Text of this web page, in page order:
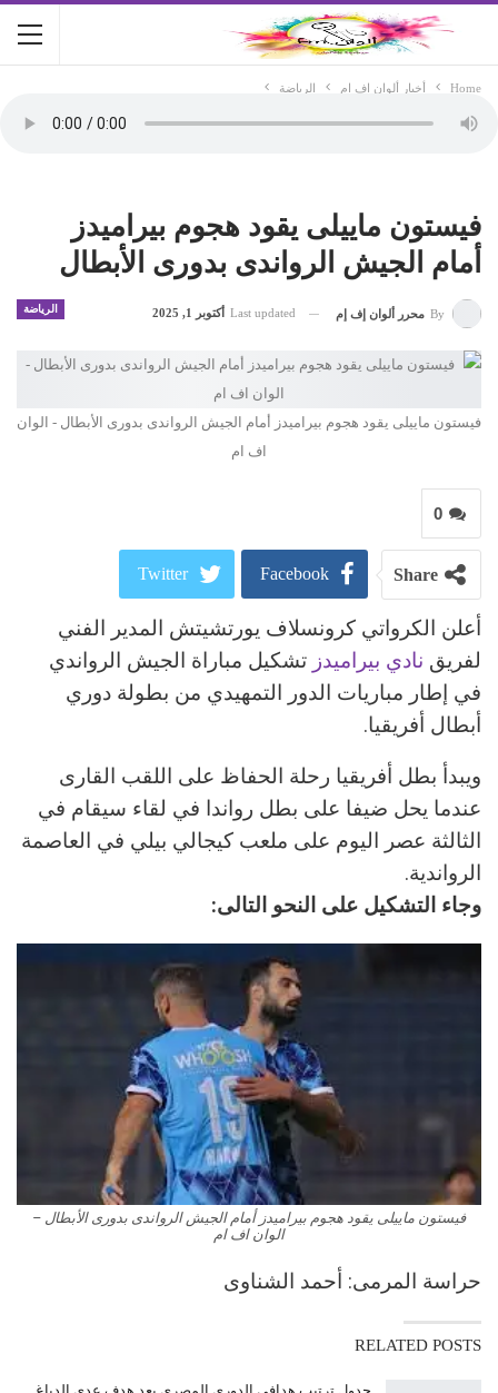
Home أخبار ألوان اف ام الرياضة
فيستون ماييلى يقود هجوم بيراميدز
أمام الجيش الرواندى بدورى الأبطال
الرياضة By محرر ألوان إف إم Last updated أكتوبر 1, 2025
فيستون ماييلى يقود هجوم بيراميدز أمام الجيش الرواندى بدورى الأبطال - الوان
اف ام
0
Share
Facebook
Twitter
Google+
ReddIt
WhatsApp
Pinterest
البريد الالكتروني
أعلن الكرواتي كرونسلاف يورتشيتش المدير الفني
لفريق نادي بيراميدز تشكيل مباراة الجيش الرواندي
في إطار مباريات الدور التمهيدي من بطولة دوري
أبطال أفريقيا.
ويبدأ بطل أفريقيا رحلة الحفاظ على اللقب القارى
عندما يحل ضيفا على بطل رواندا في لقاء سيقام في
الثالثة عصر اليوم على ملعب كيجالي بيلي في العاصمة
الرواندية.
وجاء التشكيل على النحو التالى:
فيستون ماييلى يقود هجوم بيراميدز أمام الجيش الرواندى بدورى الأبطال –
الوان اف ام
حراسة المرمى: أحمد الشناوى
RELATED POSTS